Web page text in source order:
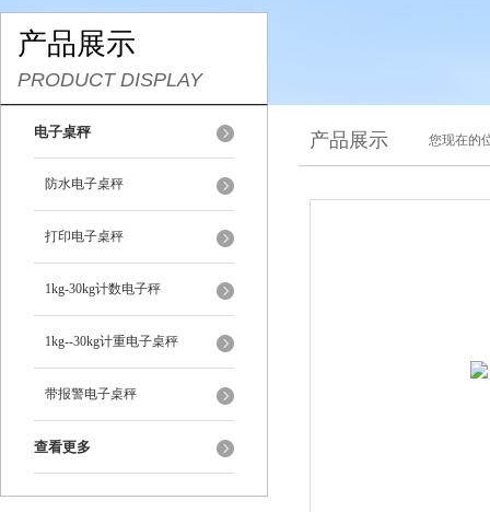
产品展示
PRODUCT DISPLAY
电子桌秤
防水电子桌秤
打印电子桌秤
1kg-30kg计数电子秤
1kg--30kg计重电子桌秤
带报警电子桌秤
查看更多
产品展示 您现在的